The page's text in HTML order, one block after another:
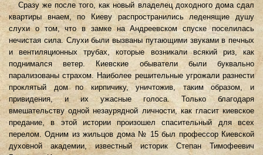
Сразу же после того, как новый владелец доходного дома сдал
квартиры внаем, по Киеву распространились леденящие душу
слухи о том, что в замке на Андреевском спуске поселилась
нечистая сила. Слухи были вызваны путающими звуками в печных
и вентиляционных трубах, которые возникали всякий риз, как
поднимался ветер. Киевские обыватели были буквально
парализованы страхом. Наиболее решительные угрожали разнести
проклятый дом по кирпичику, уничтожив, таким образом, и
привидения, и их ужасные голоса. Только благодаря
вмешательству одной незаурядной личности, как гласит киевское
предание, в этой истории произошел спасительный для всех
перелом. Одним из жильцов дома № 15 был профессор Киевской
духовной академии, известный историк Степан Тимофеевич